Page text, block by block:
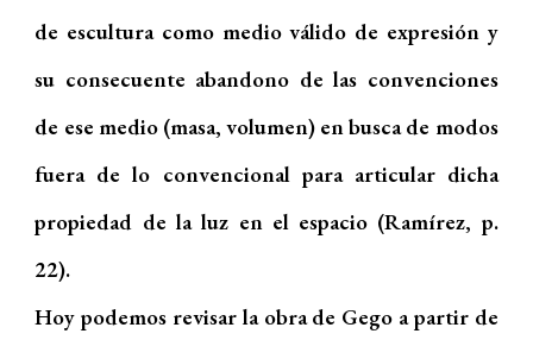
de escultura como medio válido de expresión y
su consecuente abandono de las convenciones
de ese medio (masa, volumen) en busca de modos
fuera de lo convencional para articular dicha
propiedad de la luz en el espacio (Ramírez, p.
22).
Hoy podemos revisar la obra de Gego a partir de